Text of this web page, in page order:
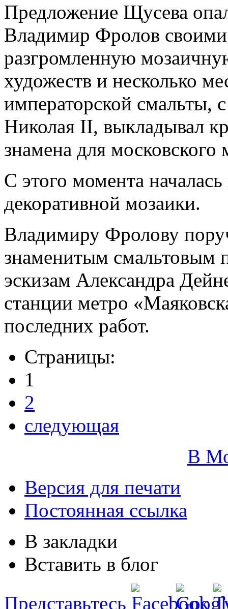
Предложение Щусева
Владимир Фролов своими
разгромленную
художеств и несколько
императорской смальты,
Николая II, выкладывал
знамена для московского
С этого момента
декоративной мозаики.
Владимиру Фролову
знаменитым смальтовым
эскизам Александра
станции метро
последних работ.
Страницы:
1
2
следующая
В
Версия для печати
Постоянная ссылка
В закладки
Вставить в блог
Представьтесь